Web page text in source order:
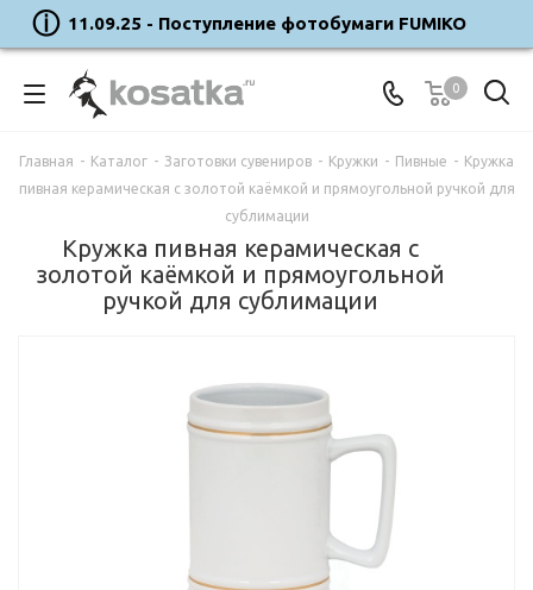
11.09.25 - Поступление фотобумаги FUMIKO
0
Главная - Каталог - Заготовки сувениров - Кружки - Пивные - Кружка
пивная керамическая с золотой каёмкой и прямоугольной ручкой для
сублимации
Кружка пивная керамическая с
золотой каёмкой и прямоугольной
ручкой для сублимации